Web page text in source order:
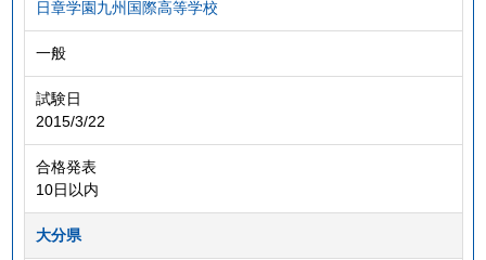
日章学園九州国際高等学校
一般
試験日
2015/3/22
合格発表
10日以内
大分県